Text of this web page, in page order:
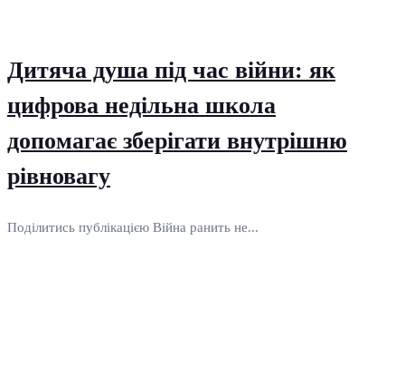
Дитяча душа під час війни: як
цифрова недільна школа
допомагає зберігати внутрішню
рівновагу
Поділитись публікацією Війна ранить не...